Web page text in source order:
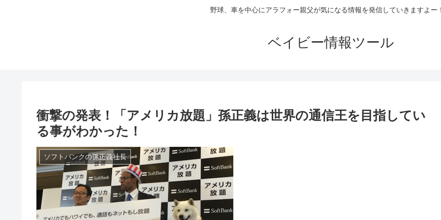
野球、車を中心にアラフォー親父が気になる情報を発信していきますよー
ベイビー情報ツール
衝撃の発表！「アメリカ放題」孫正義は世界の通信王を目指してい
る事がわかった！
ソフトバンクの孫正義社長